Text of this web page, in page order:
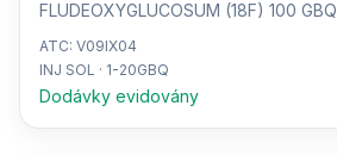
FLUDEOXYGLUCOSUM (18F) 100 GBQ
ATC: V09IX04
INJ SOL · 1-20GBQ
Dodávky evidovány